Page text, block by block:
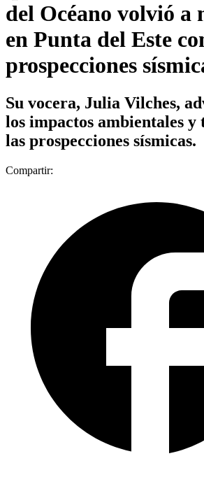
del Océano volvió a
en Punta del Este
prospecciones
Su vocera, Julia Vilches,
los impactos ambientales y
las prospecciones sísmicas.
Compartir: